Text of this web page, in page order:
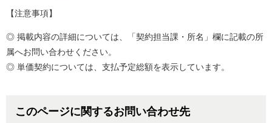
【注意事項】
◎ 掲載内容の詳細については、「契約担当課・所名」欄に記載の所
属へお問い合わせください。
◎ 単価契約については、支払予定総額を表示しています。
このページに関するお問い合わせ先